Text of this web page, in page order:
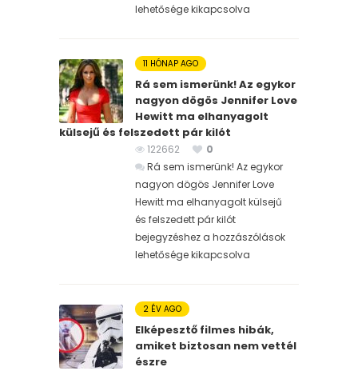
lehetősége kikapcsolva
11 HÓNAP AGO
Rá sem ismerünk! Az egykor
nagyon dögös Jennifer Love
Hewitt ma elhanyagolt
külsejű és felszedett pár kilót
122662
0
Rá sem ismerünk! Az egykor
nagyon dögös Jennifer Love
Hewitt ma elhanyagolt külsejű
és felszedett pár kilót
bejegyzéshez a hozzászólások
lehetősége kikapcsolva
2 ÉV AGO
Elképesztő filmes hibák,
amiket biztosan nem vettél
észre